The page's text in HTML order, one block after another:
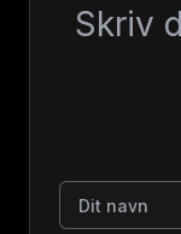
Dit navn